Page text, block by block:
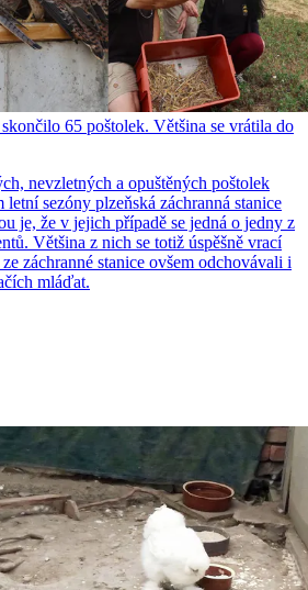
65 poštolek. Většina se vrátila do
nevzletných a opuštěných poštolek
letní sezóny plzeňská záchranná stanice
je, že v jejich případě se jedná o jedny z
Většina z nich se totiž úspěšně vrací
záchranné stanice ovšem odchovávali i
mláďat.